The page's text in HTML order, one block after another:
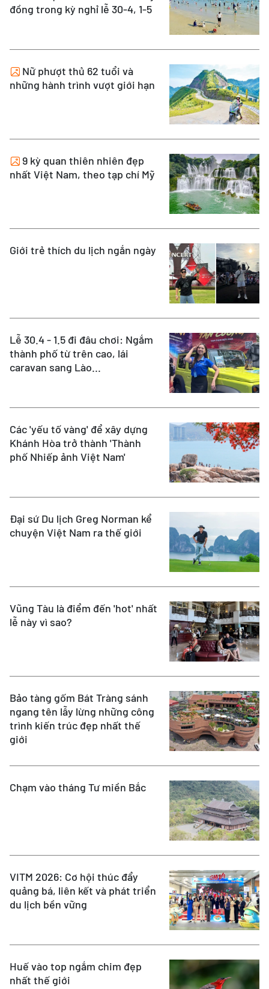
đồng trong kỳ nghỉ lễ 30-4, 1-5
Nữ phượt thủ 62 tuổi và
những hành trình vượt giới hạn
9 kỳ quan thiên nhiên đẹp
nhất Việt Nam, theo tạp chí Mỹ
Giới trẻ thích du lịch ngắn ngày
Lễ 30.4 - 1.5 đi đâu chơi: Ngắm
thành phố từ trên cao, lái
caravan sang Lào...
Các 'yếu tố vàng' để xây dựng
Khánh Hòa trở thành 'Thành
phố Nhiếp ảnh Việt Nam'
Đại sứ Du lịch Greg Norman kể
chuyện Việt Nam ra thế giới
Vũng Tàu là điểm đến 'hot' nhất
lễ này vì sao?
Bảo tàng gốm Bát Tràng sánh
ngang tên lẫy lừng những công
trình kiến trúc đẹp nhất thế
giới
Chạm vào tháng Tư miền Bắc
VITM 2026: Cơ hội thúc đẩy
quảng bá, liên kết và phát triển
du lịch bền vững
Huế vào top ngắm chim đẹp
nhất thế giới